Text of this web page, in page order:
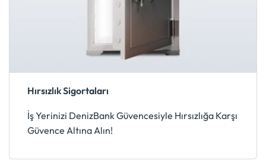
Hırsızlık Sigortaları
İş Yerinizi DenizBank Güvencesiyle Hırsızlığa Karşı
Güvence Altına Alın!